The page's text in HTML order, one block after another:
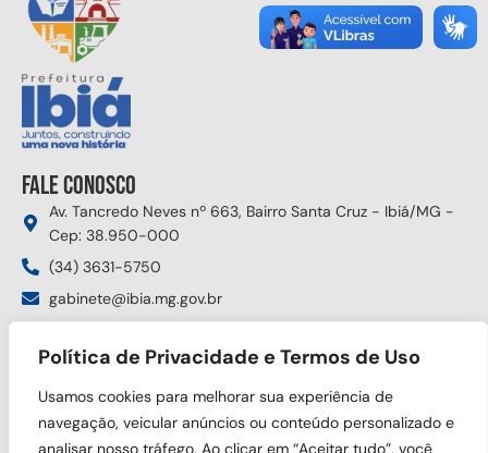
Política de Privacidade e Termos de Uso
Usamos cookies para melhorar sua experiência de
navegação, veicular anúncios ou conteúdo personalizado e
analisar nosso tráfego. Ao clicar em “Aceitar tudo”, você
Fale conosco
Av. Tancredo Neves nº 663, Bairro Santa Cruz - Ibiá/MG -
Cep: 38.950-000
(34) 3631-5750
gabinete@ibia.mg.gov.br